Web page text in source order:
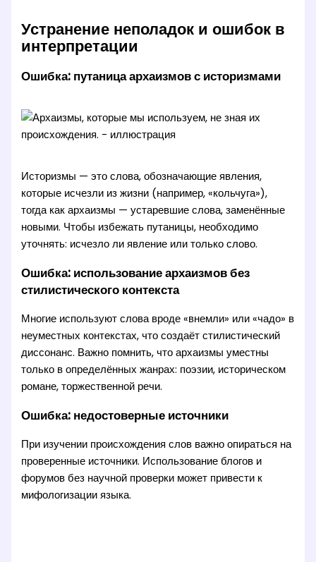
Устранение неполадок и ошибок в
интерпретации
Ошибка: путаница архаизмов с историзмами
Историзмы — это слова, обозначающие явления,
которые исчезли из жизни (например, «кольчуга»),
тогда как архаизмы — устаревшие слова, заменённые
новыми. Чтобы избежать путаницы, необходимо
уточнять: исчезло ли явление или только слово.
Ошибка: использование архаизмов без
стилистического контекста
Многие используют слова вроде «внемли» или «чадо» в
неуместных контекстах, что создаёт стилистический
диссонанс. Важно помнить, что архаизмы уместны
только в определённых жанрах: поэзии, историческом
романе, торжественной речи.
Ошибка: недостоверные источники
При изучении происхождения слов важно опираться на
проверенные источники. Использование блогов и
форумов без научной проверки может привести к
мифологизации языка.